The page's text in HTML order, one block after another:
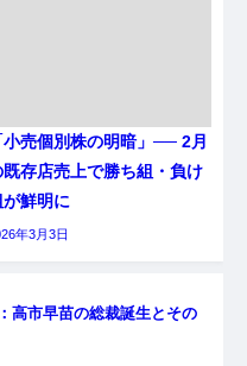
小売個別株の明暗」── 2月
既存店売上で勝ち組・負け
が鮮明に
年3月3日
高市早苗の総裁誕生とその